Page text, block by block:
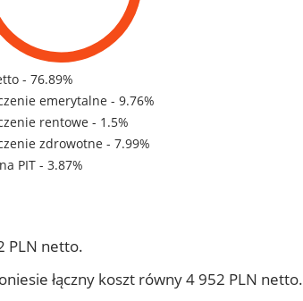
- 76.89%
emerytalne - 9.76%
rentowe - 1.5%
zdrowotne - 7.99%
PIT - 3.87%
PLN netto.
łączny koszt równy 4 952 PLN netto.